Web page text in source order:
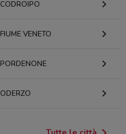
CODROIPO
FIUME VENETO
PORDENONE
ODERZO